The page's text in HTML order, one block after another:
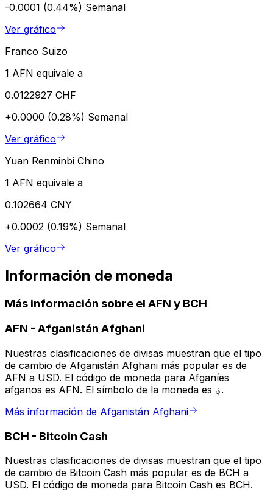
-0.0001 (0.44%) Semanal
Ver gráfico
Franco Suizo
1 AFN equivale a
0.0122927 CHF
+0.0000 (0.28%) Semanal
Ver gráfico
Yuan Renminbi Chino
1 AFN equivale a
0.102664 CNY
+0.0002 (0.19%) Semanal
Ver gráfico
Información de moneda
Más información sobre el AFN y BCH
AFN - Afganistán Afghani
Nuestras clasificaciones de divisas muestran que el tipo
de cambio de Afganistán Afghani más popular es de
AFN a USD. El código de moneda para Afganíes
afganos es AFN. El símbolo de la moneda es ؋.
Más información de Afganistán Afghani
BCH - Bitcoin Cash
Nuestras clasificaciones de divisas muestran que el tipo
de cambio de Bitcoin Cash más popular es de BCH a
USD. El código de moneda para Bitcoin Cash es BCH.